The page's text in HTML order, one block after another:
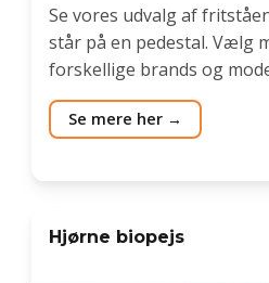
Se vores udvalg af
står på en pedestal. Vælg
forskellige brands og
Se mere her
Hjørne biopejs